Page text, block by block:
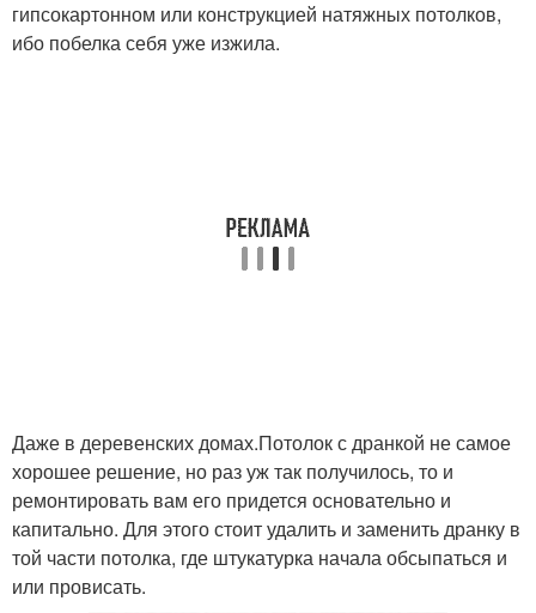
гипсокартонном или конструкцией натяжных потолков,
ибо побелка себя уже изжила.
Даже в деревенских домах.Потолок с дранкой не самое
хорошее решение, но раз уж так получилось, то и
ремонтировать вам его придется основательно и
капитально. Для этого стоит удалить и заменить дранку в
той части потолка, где штукатурка начала обсыпаться и
или провисать.